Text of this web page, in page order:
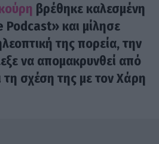
βρέθηκε καλεσμένη
και μίλησε
της πορεία, την
να απομακρυνθεί από
σχέση της με τον Χάρη